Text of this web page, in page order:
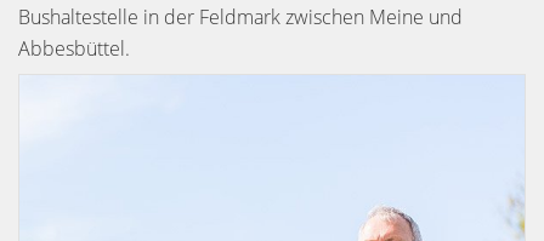
Bushaltestelle in der Feldmark zwischen Meine und
Abbesbüttel.